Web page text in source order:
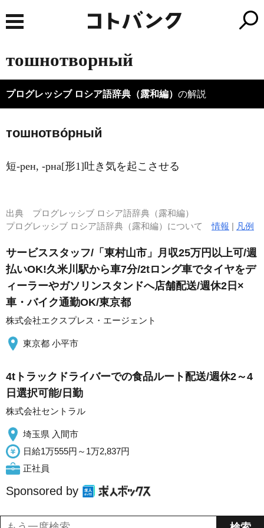
тошнотворный
プログレッシブ ロシア語辞典（露和編） の解説
тошнотво́рный
短-рен, -рна[形1]吐き気を起こさせる
出典 プログレッシブ ロシア語辞典（露和編）
プログレッシブ ロシア語辞典（露和編）について情報 | 凡例
サービススタッフ/「東村山市」月収25万円以上可/週
払いOK!久米川駅から車7分/2tロング車でタイヤをデ
ィーラーやガソリンスタンドへ店舗配送/週休2日×
車・バイク通勤OK/東京都
株式会社エクスプレス・エージェント
東京都 小平市
4tトラックドライバーでの食品ルート配送/週休2～4
日選択可能/日勤
株式会社セントラル
埼玉県 入間市
日給1万555円～1万2,837円
正社員
Sponsored by